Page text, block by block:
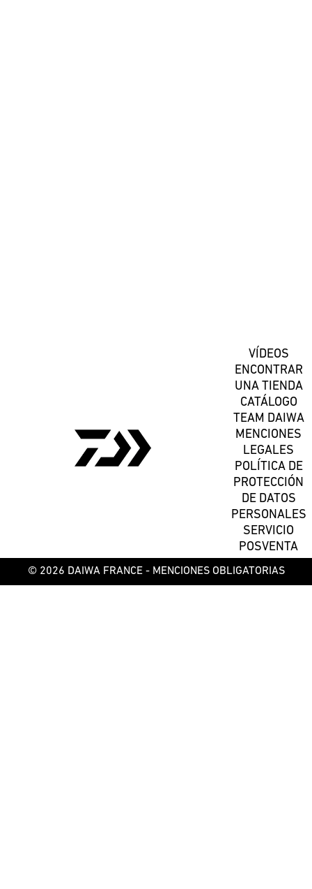
VÍDEOS
ENCONTRAR
UNA TIENDA
CATÁLOGO
TEAM DAIWA
MENCIONES
LEGALES
POLÍTICA DE
PROTECCIÓN
DE DATOS
PERSONALES
SERVICIO
POSVENTA
© 2026 DAIWA FRANCE - MENCIONES OBLIGATORIAS